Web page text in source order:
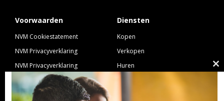
Voorwaarden
NVM Cookiestatement
NVM Privacyverklaring
NVM Privacyverklaring
Nieuwbouw
NVM Voorwaarden Consument
Diensten
Kopen
Verkopen
Huren